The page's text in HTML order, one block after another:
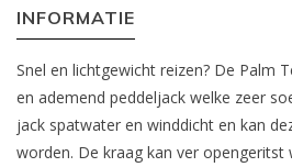
INFORMATIE
Snel en lichtgewicht reizen? De Palm
en ademend peddeljack welke zeer
jack spatwater en winddicht en kan
worden. De kraag kan ver